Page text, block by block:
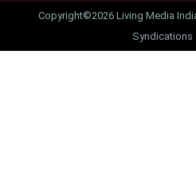
Copyright©2026 Living Media
Syndications